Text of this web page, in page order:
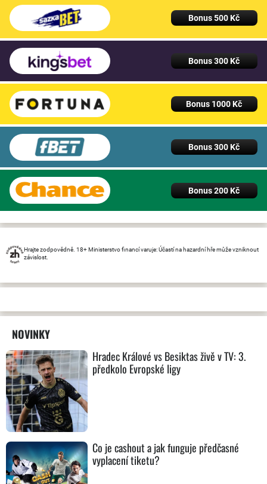
Bonus 500 Kč
Bonus 300 Kč
Bonus 1000 Kč
Bonus 300 Kč
Bonus 200 Kč
Hrajte zodpovědně. 18+ Ministerstvo financí varuje: Účastí na hazardní hře může vzniknout
závislost.
NOVINKY
Hradec Králové vs Besiktas živě v TV: 3.
předkolo Evropské ligy
Co je cashout a jak funguje předčasné
vyplacení tiketu?